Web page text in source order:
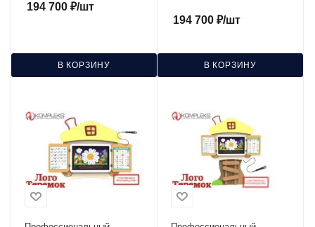
194 700 ₽/шт
В КОРЗИНУ
194 700 ₽/шт
В КОРЗИНУ